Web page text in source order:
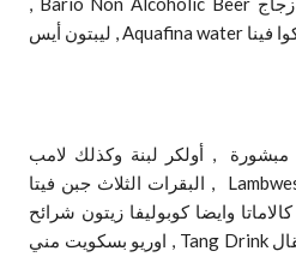
بيبسي بلاستيك Pepsi , مياه أكوا فينا Aquafina water , ليبتون أيس
مبشورة , أولكر لبنة وكذلك لامب
وستون بطاطس شرائح Lambweston , البقرات الثلاث جبن فيتا
وايضا كوبوليفا زيتون شرائح
أسود وأخضر , تانج شراب برتقال Tang Drink , اوريو بسكويت مني